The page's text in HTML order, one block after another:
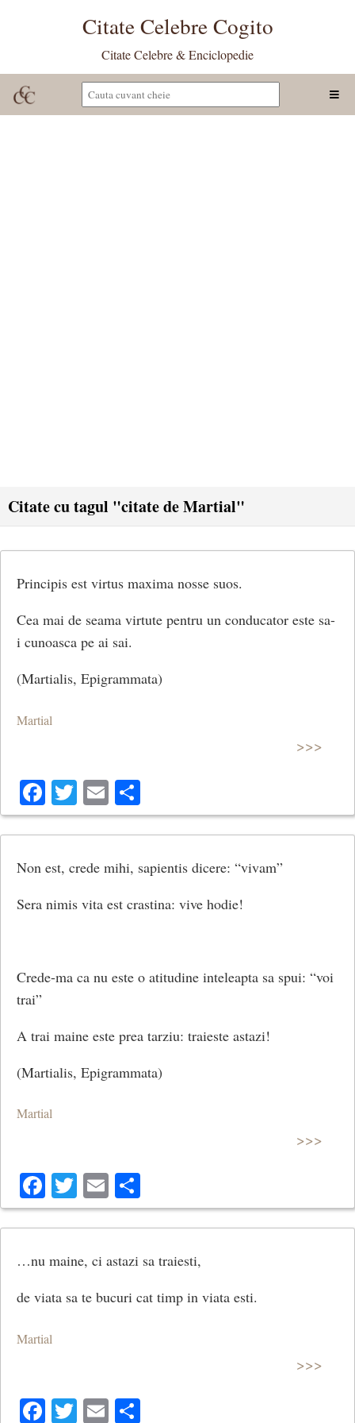
Citate Celebre Cogito
Citate Celebre & Enciclopedie
Citate cu tagul "citate de Martial"
Principis est virtus maxima nosse suos.
Cea mai de seama virtute pentru un conducator este sa-
i cunoasca pe ai sai.
(Martialis, Epigrammata)
Martial
>>>
Facebook
Twitter
Email
Non est, crede mihi, sapientis dicere: “vivam”
Sera nimis vita est crastina: vive hodie!
Crede-ma ca nu este o atitudine inteleapta sa spui: “voi
trai”
A trai maine este prea tarziu: traieste astazi!
(Martialis, Epigrammata)
Martial
>>>
Facebook
Twitter
Email
…nu maine, ci astazi sa traiesti,
de viata sa te bucuri cat timp in viata esti.
Martial
>>>
Facebook
Twitter
Email